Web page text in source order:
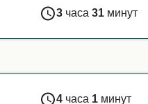
3часа 31минут
4часа 1минут